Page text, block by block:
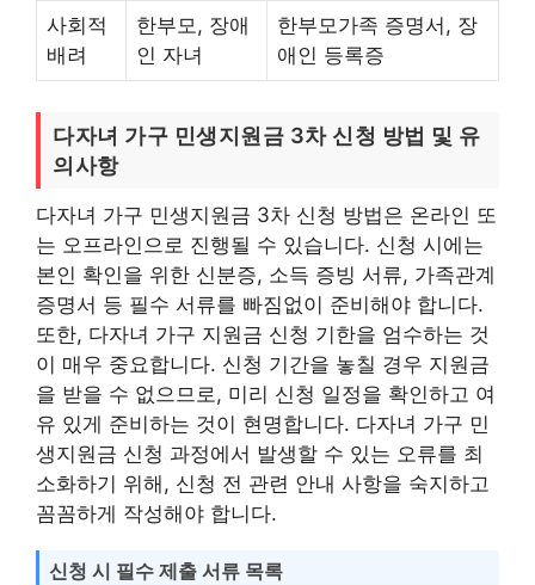
사회적
배려
한부모, 장애
인 자녀
한부모가족 증명서, 장
애인 등록증
다자녀 가구 민생지원금 3차 신청 방법 및 유
의사항
다자녀 가구 민생지원금 3차 신청 방법은 온라인 또
는 오프라인으로 진행될 수 있습니다. 신청 시에는
본인 확인을 위한 신분증, 소득 증빙 서류, 가족관계
증명서 등 필수 서류를 빠짐없이 준비해야 합니다.
또한, 다자녀 가구 지원금 신청 기한을 엄수하는 것
이 매우 중요합니다. 신청 기간을 놓칠 경우 지원금
을 받을 수 없으므로, 미리 신청 일정을 확인하고 여
유 있게 준비하는 것이 현명합니다. 다자녀 가구 민
생지원금 신청 과정에서 발생할 수 있는 오류를 최
소화하기 위해, 신청 전 관련 안내 사항을 숙지하고
꼼꼼하게 작성해야 합니다.
신청 시 필수 제출 서류 목록